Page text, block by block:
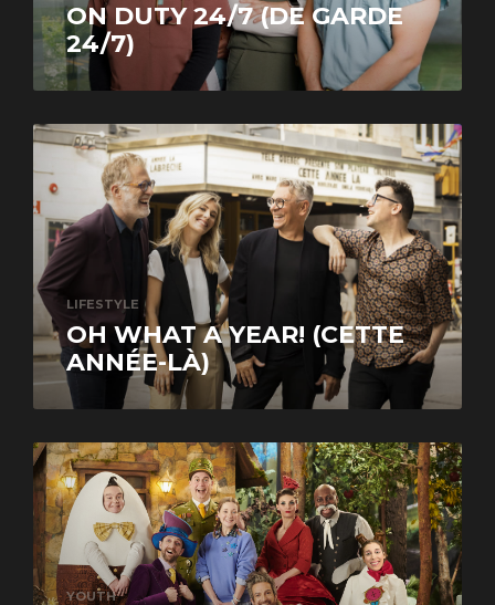
ON DUTY 24/7 (DE GARDE
24/7)
LIFESTYLE
OH WHAT A YEAR! (CETTE
ANNÉE-LÀ)
YOUTH